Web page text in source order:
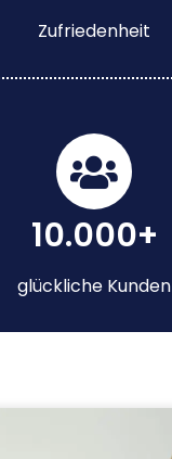
Zufriedenheit
10.000+
glückliche Kunden